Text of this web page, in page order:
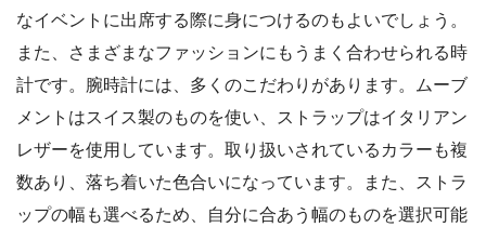
なイベントに出席する際に身につけるのもよいでしょう。
また、さまざまなファッションにもうまく合わせられる時
計です。腕時計には、多くのこだわりがあります。ムーブ
メントはスイス製のものを使い、ストラップはイタリアン
レザーを使用しています。取り扱いされているカラーも複
数あり、落ち着いた色合いになっています。また、ストラ
ップの幅も選べるため、自分に合あう幅のものを選択可能